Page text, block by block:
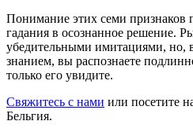
Понимание этих семи признаков
гадания в осознанное решение.
убедительными имитациями, но,
знанием, вы распознаете
только его увидите.
Свяжитесь с нами или посетите
Бельгия.